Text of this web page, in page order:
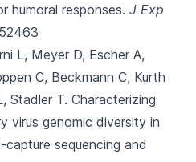
humoral responses. J Exp
L, Meyer D, Escher A,
C, Beckmann C, Kurth
Stadler T. Characterizing
virus genomic diversity in
sequencing and